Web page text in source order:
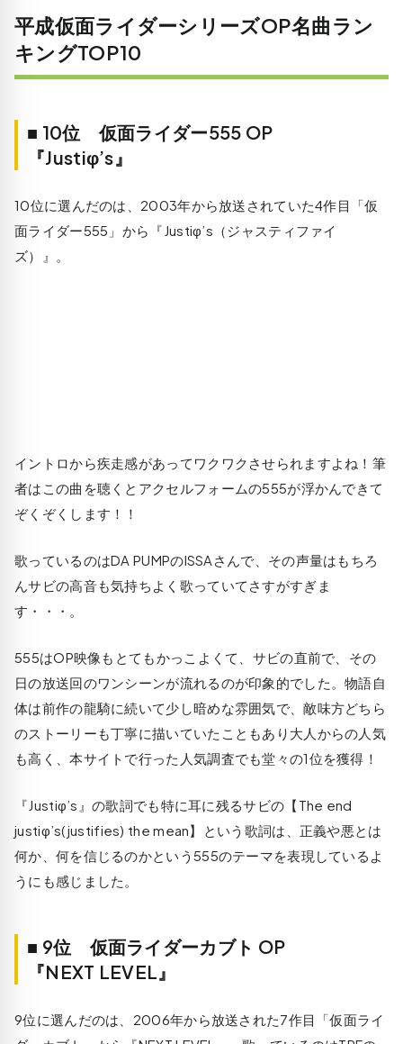
平成仮面ライダーシリーズOP名曲ラン
キングTOP10
■ 10位 仮面ライダー555 OP
『Justiφ’s』
10位に選んだのは、2003年から放送されていた4作目「仮
面ライダー555」から『Justiφ’s（ジャスティファイ
ズ）』。
イントロから疾走感があってワクワクさせられますよね！筆
者はこの曲を聴くとアクセルフォームの555が浮かんできて
ぞくぞくします！！
歌っているのはDA PUMPのISSAさんで、その声量はもちろ
んサビの高音も気持ちよく歌っていてさすがすぎま
す・・・。
555はOP映像もとてもかっこよくて、サビの直前で、その
日の放送回のワンシーンが流れるのが印象的でした。物語自
体は前作の龍騎に続いて少し暗めな雰囲気で、敵味方どちら
のストーリーも丁寧に描いていたこともあり大人からの人気
も高く、本サイトで行った人気調査でも堂々の1位を獲得！
『Justiφ’s』の歌詞でも特に耳に残るサビの【The end
justiφ’s(justifies) the mean】という歌詞は、正義や悪とは
何か、何を信じるのかという555のテーマを表現しているよ
うにも感じました。
■ 9位 仮面ライダーカブト OP
『NEXT LEVEL』
9位に選んだのは、2006年から放送された7作目「仮面ライ